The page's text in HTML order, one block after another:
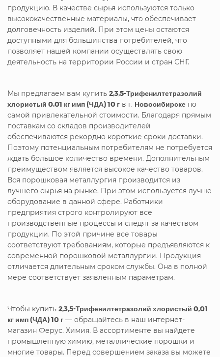
продукцию. В качестве сырья используются только
высококачественные материалы, что обеспечивает
долговечность изделий. При этом цены остаются
доступными для большинства потребителей, что
позволяет нашей компании осуществлять свою
деятельность на территории России и стран СНГ.
Мы предлагаем вам купить 2,3,5-Трифенилтетразолий
хлористый 0,01 кг имп (ЧДА) 10 г в г. Новосибирске по
самой привлекательной стоимости. Благодаря прямым
поставкам со складов производителей
обеспечиваются рекордно короткие сроки доставки.
Поэтому потенциальным потребителям не потребуется
ждать большое количество времени. Дополнительным
преимуществом является высокое качество товаров.
Вся порошковая металлургия производится из
лучшего сырья на рынке. При этом используется лучше
оборудование в данной сфере. Работники
предприятия строго контролируют все
производственные процессы и следят за качеством
продукции. По этой причине все товары
соответствуют требованиям, которые предъявляются к
современной порошковой металлургии. Продукция
отличается длительным сроком службы. Она в полной
мере соответствует заявленным параметрам.
Чтобы купить 2,3,5-Трифенилтетразолий хлористый 0,01
кг имп (ЧДА) 10 г — обращайтесь в наш интернет-
магазин Ферус. Химия. В ассортименте вы найдете
промышленную химию, металлические порошки и
многие товары. Перед совершением заказа вы можете